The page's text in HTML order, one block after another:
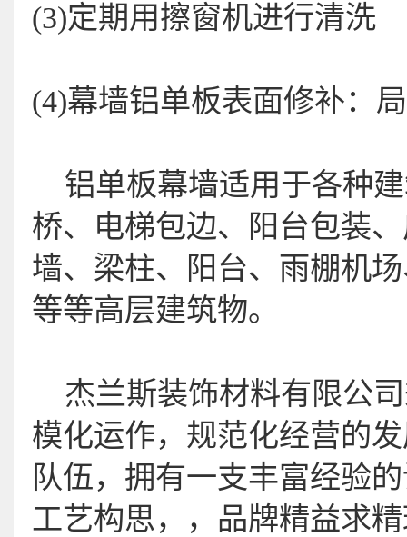
(3)定期用擦窗机进行清洗
(4)幕墙铝单板表面修补：
铝单板幕墙适用于各种
桥、电梯包边、阳台包装
墙、梁柱、阳台、雨棚机
等等高层建筑物。
杰兰斯装饰材料有限公司
模化运作，规范化经营的
队伍，拥有一支丰富经验
工艺构思，，品牌精益求